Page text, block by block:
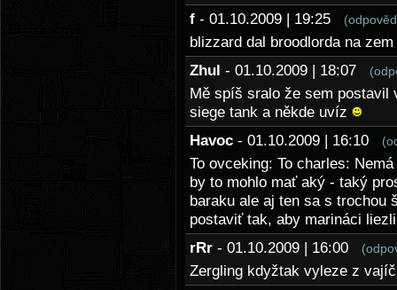
f - 01.10.2009 | 19:25
blizzard dal broodlorda na
Zhul - 01.10.2009 | 18:07
Mě spíš sralo že sem postavil
siege tank a někde uvíz
Havoc - 01.10.2009 | 16:10
To ovceking: To charles:
by to mohlo mať aký - taký
baraku ale aj ten sa s trochou
postaviť tak, aby marináci
rRr - 01.10.2009 | 16:00
Zergling kdyžtak vyleze z